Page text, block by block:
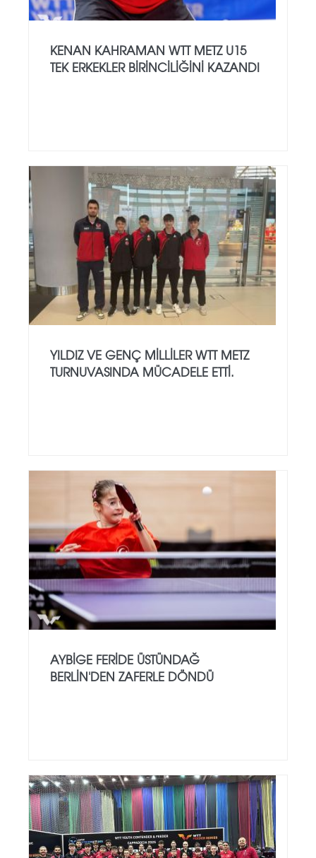
KENAN KAHRAMAN WTT METZ U15
TEK ERKEKLER BİRİNCİLİĞİNİ KAZANDI
YILDIZ VE GENÇ MILLILER WTT METZ
TURNUVASINDA MÜCADELE ETTI.
AYBİGE FERİDE ÜSTÜNDAĞ
BERLİN'DEN ZAFERLE DÖNDÜ